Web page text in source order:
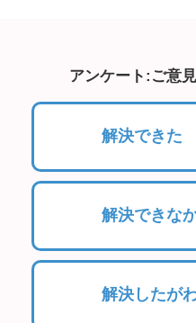
アンケート:ご意
解決できた
解決できな
解決したが